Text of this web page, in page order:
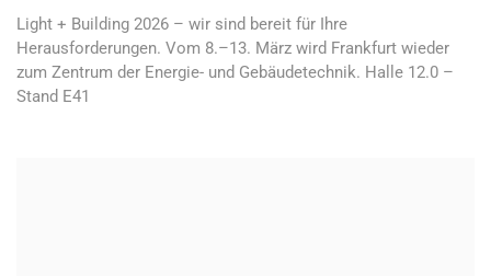
Light + Building 2026 – wir sind bereit für Ihre
Herausforderungen. Vom 8.–13. März wird Frankfurt wieder
zum Zentrum der Energie- und Gebäudetechnik. Halle 12.0 –
Stand E41